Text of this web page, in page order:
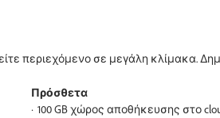
περιεχόμενο σε μεγάλη κλίμακα.
Πρόσθετα
100 GB χώρος αποθήκευσης στο